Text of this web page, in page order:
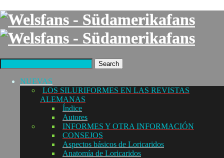
Search
NUEVAS
LOS SILURIFORMES EN LAS REVISTAS
ALEMANAS
Índice
Autores
INFORMES Y OTRA INFORMACIÓN
CONSEJOS
Aspectos básicos de Loricaridos
Anatomía de Loricaridos